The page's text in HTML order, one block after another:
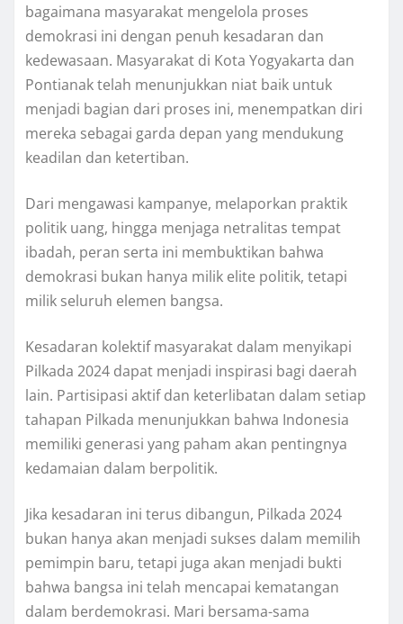
bagaimana masyarakat mengelola proses
demokrasi ini dengan penuh kesadaran dan
kedewasaan. Masyarakat di Kota Yogyakarta dan
Pontianak telah menunjukkan niat baik untuk
menjadi bagian dari proses ini, menempatkan diri
mereka sebagai garda depan yang mendukung
keadilan dan ketertiban.
Dari mengawasi kampanye, melaporkan praktik
politik uang, hingga menjaga netralitas tempat
ibadah, peran serta ini membuktikan bahwa
demokrasi bukan hanya milik elite politik, tetapi
milik seluruh elemen bangsa.
Kesadaran kolektif masyarakat dalam menyikapi
Pilkada 2024 dapat menjadi inspirasi bagi daerah
lain. Partisipasi aktif dan keterlibatan dalam setiap
tahapan Pilkada menunjukkan bahwa Indonesia
memiliki generasi yang paham akan pentingnya
kedamaian dalam berpolitik.
Jika kesadaran ini terus dibangun, Pilkada 2024
bukan hanya akan menjadi sukses dalam memilih
pemimpin baru, tetapi juga akan menjadi bukti
bahwa bangsa ini telah mencapai kematangan
dalam berdemokrasi. Mari bersama-sama